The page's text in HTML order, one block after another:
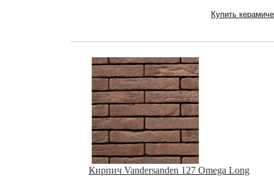
Купить
Кирпич Vandersanden 127 Omega Long